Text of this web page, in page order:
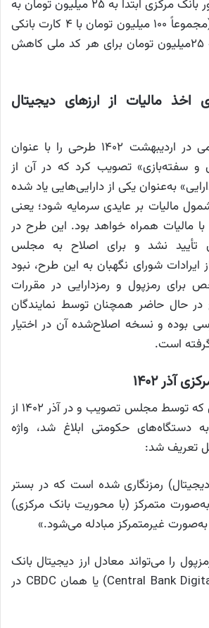
دیجیتال مطابق دستور بانک مرکزی ابتدا به ۲۵ میلیون تومان به
ازای هر کارت بانکی (مجموعاً ۱۰۰ میلیون تومان با ۴ کارت بانکی
مختلف) و سپس به ۲۵میلیون تومان برای هر کد ملی کاهش
مالیات از ارزهای دیجیتال
مجلس شورای اسلامی در اردیبهشت ۱۴۰۲ طرحی را با عنوان
و سفته‌بازی» تصویب کرد که در آن از
به‌عنوان یکی از دارایی‌هایی یاد شده
مالیات بر عایدی سرمایه شود؛ یعنی
با مالیات همراه خواهد بود. این طرح در
تأیید نشد و برای اصلاح به مجلس
ایرادات شورای نگهبان به این طرح، نبود
برای رمزپول و رمزدارایی در مقررات
حال حاضر همچنان توسط نمایندگان
بوده و نسخه اصلاح‌شده آن در اختیار
است.
آذر ۱۴۰۲
در قانون بانک مرکزی که توسط مجلس تصویب و در آذر ۱۴۰۲ از
دستگاه‌های حکومتی ابلاغ شد، واژه
تعریف شد:
رمزنگاری شده است که در بستر
به‌صورت متمرکز (با محوریت بانک مرکزی)
به‌صورت غیر‌متمرکز مبادله می‌شود.»
را می‌تواند معادل ارز دیجیتال بانک
مرکزی (Central Bank Digital Currency) یا همان CBDC در